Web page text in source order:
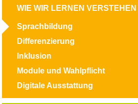
NAVIGATION
WIE WIR LERNEN VERSTEHEN
Sprachbildung
Differenzierung
Inklusion
Module und Wahlpflicht
Digitale Ausstattung